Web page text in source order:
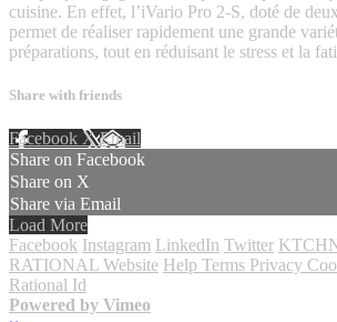
cuisine. En effet, l’iVario Pro 2-S, doté de
permet de réaliser rapidement une grande
préparations, tout en réduisant le stress et la
Share with friends
Facebook XEmail
Share on Facebook
Share on X
Share via Email
Load More
Facebook Instagram LinkedIn Twitter
RATIONAL Website Help Terms Privacy
Rational Id
Powered by Vimeo